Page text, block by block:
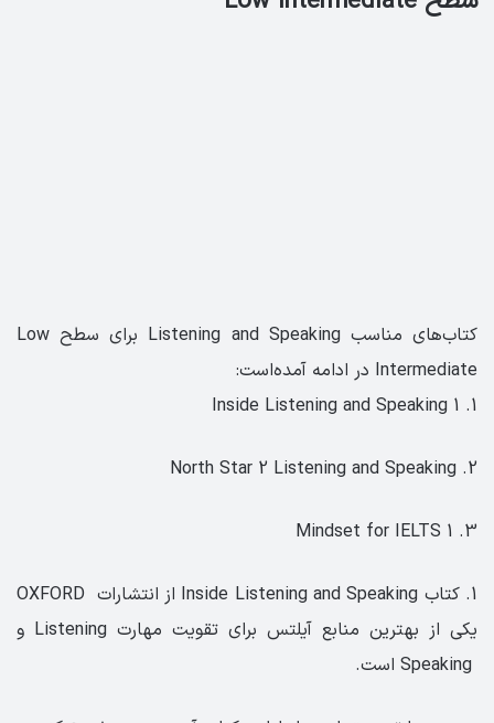
کتاب‌های مناسب Listening and Speaking برای سطح Low
Intermediate در ادامه آمده‌است:
1. Inside Listening and Speaking 1
2. North Star 2 Listening and Speaking
3. Mindset for IELTS 1
1. کتاب Inside Listening and Speaking از انتشارات OXFORD
یکی از بهترین منابع آیلتس برای تقویت مهارت Listening و